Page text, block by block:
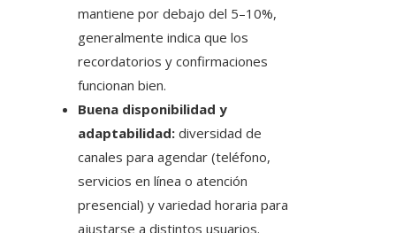
mantiene por debajo del 5–10%,
generalmente indica que los
recordatorios y confirmaciones
funcionan bien.
Buena disponibilidad y
adaptabilidad: diversidad de
canales para agendar (teléfono,
servicios en línea o atención
presencial) y variedad horaria para
ajustarse a distintos usuarios.